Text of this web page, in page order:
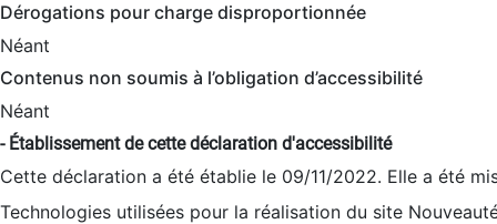
Dérogations pour charge disproportionnée
Néant
Contenus non soumis à l’obligation d’accessibilité
Néant
- Établissement de cette déclaration d'accessibilité
Cette déclaration a été établie le 09/11/2022. Elle a été
Technologies utilisées pour la réalisation du site